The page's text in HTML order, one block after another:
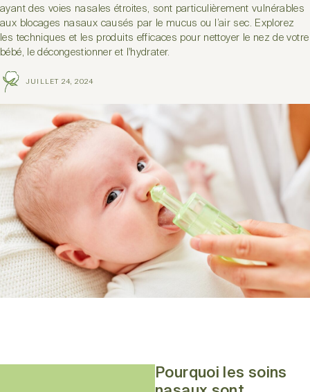
ayant des voies nasales étroites, sont particulièrement vulnérables
aux blocages nasaux causés par le mucus ou l’air sec. Explorez
les techniques et les produits efficaces pour nettoyer le nez de votre
bébé, le décongestionner et l'hydrater.
JUILLET 24, 2024
Pourquoi les soins